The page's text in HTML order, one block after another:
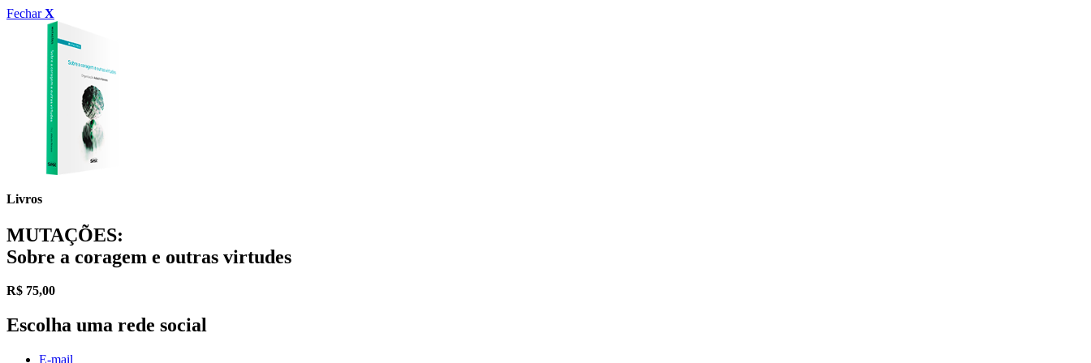
FecharX
Livros
MUTAÇÕES:
Sobre a coragem e outras virtudes
R$ 75,00
Escolha uma rede social
E-mail